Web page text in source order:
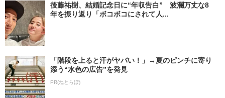
後藤祐樹、結婚記念日に“年収告白” 波瀾万丈な8
年を振り返り「ボコボコにされて人...
「階段を上ると汗がヤバい！」→夏のピンチに寄り
添う“水色の広告”を発見
PR(ねとらぼ)